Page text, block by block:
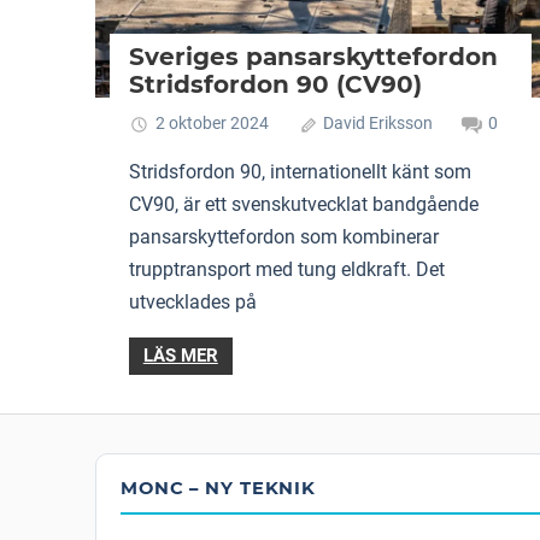
Sveriges pansarskyttefordon
Stridsfordon 90 (CV90)
2 oktober 2024 David Eriksson 0
Stridsfordon 90, internationellt känt som
CV90, är ett svenskutvecklat bandgående
pansarskyttefordon som kombinerar
trupptransport med tung eldkraft. Det
utvecklades på
LÄS MER
MONC – NY TEKNIK